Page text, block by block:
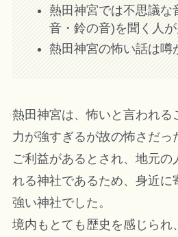
熱田神宮では不思議な
音・鈴の音)を聞く人
熱田神宮の怖い話は噂
熱田神宮は、怖いと言われる
力が強すぎるが故の怖さだっ
ご利益があるとされ、地元の
れる神社であるため、身近に
強い神社でした。
境内もとても歴史を感じられ